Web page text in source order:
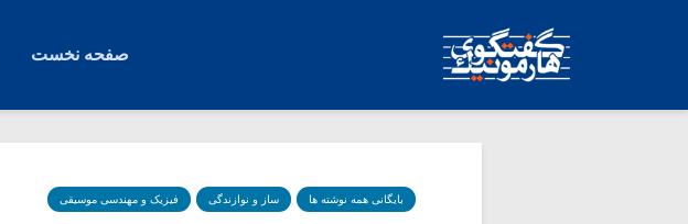
صفحه نخست
بایگانی همه نوشته ها ساز و نوازندگی فیزیک و مهندسی موسیقی